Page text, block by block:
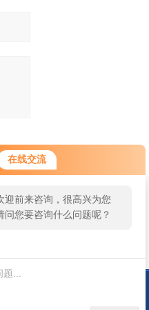
在线交流
迎前来咨询，很高兴为您
问您要咨询什么问题呢？